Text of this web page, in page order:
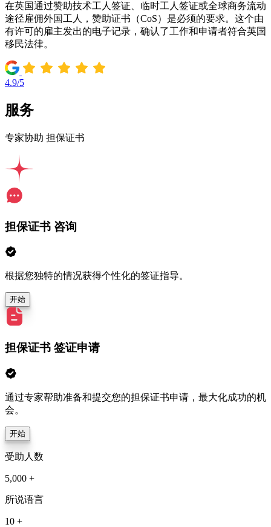
在英国通过赞助技术工人签证、临时工人签证或全球商务流动
途径雇佣外国工人，赞助证书（CoS）是必须的要求。这个由
有许可的雇主发出的电子记录，确认了工作和申请者符合英国
移民法律。
4.9/5
服务
专家协助 担保证书
担保证书 咨询
根据您独特的情况获得个性化的签证指导。
开始
担保证书 签证申请
通过专家帮助准备和提交您的担保证书申请，最大化成功的机
会。
开始
受助人数
5,000 +
所说语言
10 +